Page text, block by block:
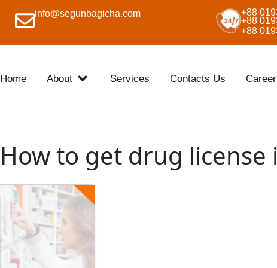
info@segunbagicha.com
+88
+88
+88
Home About Services Contacts Us Career
How to get drug license